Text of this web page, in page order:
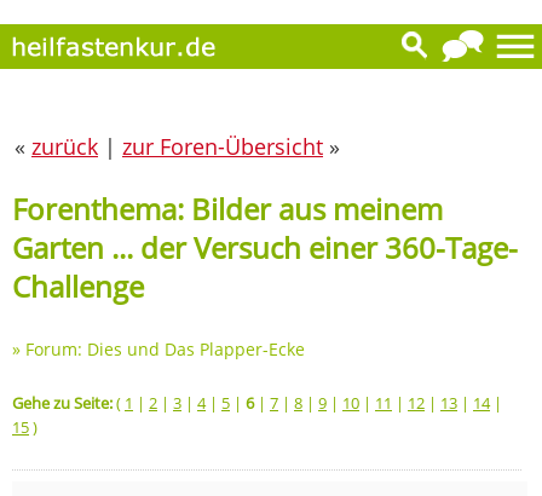
« zurück | zur Foren-Übersicht »
Forenthema: Bilder aus meinem
Garten ... der Versuch einer 360-Tage-
Challenge
» Forum: Dies und Das Plapper-Ecke
Gehe zu Seite:( 1 | 2 | 3 | 4| 5 | 6| 7 | 8 | 9 | 10 | 11 | 12 | 13 | 14|
15)